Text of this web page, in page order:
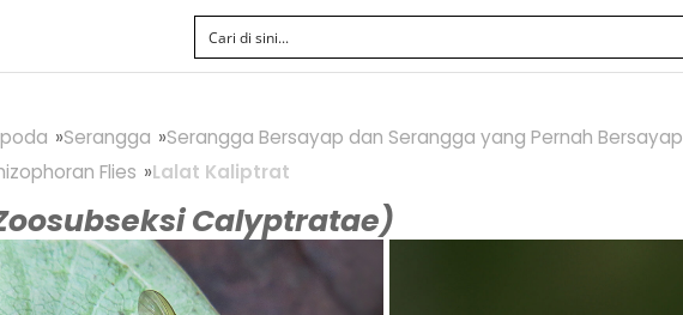
Serangga Serangga Bersayap dan Serangga yang Pernah Bersayap
Flies Lalat Kaliptrat
Calyptratae)